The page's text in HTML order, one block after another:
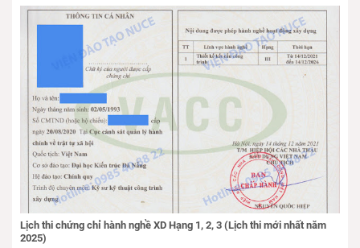
Lịch thi chứng chỉ hành nghề XD Hạng 1, 2, 3 (Lịch thi mới nhất năm
2025)